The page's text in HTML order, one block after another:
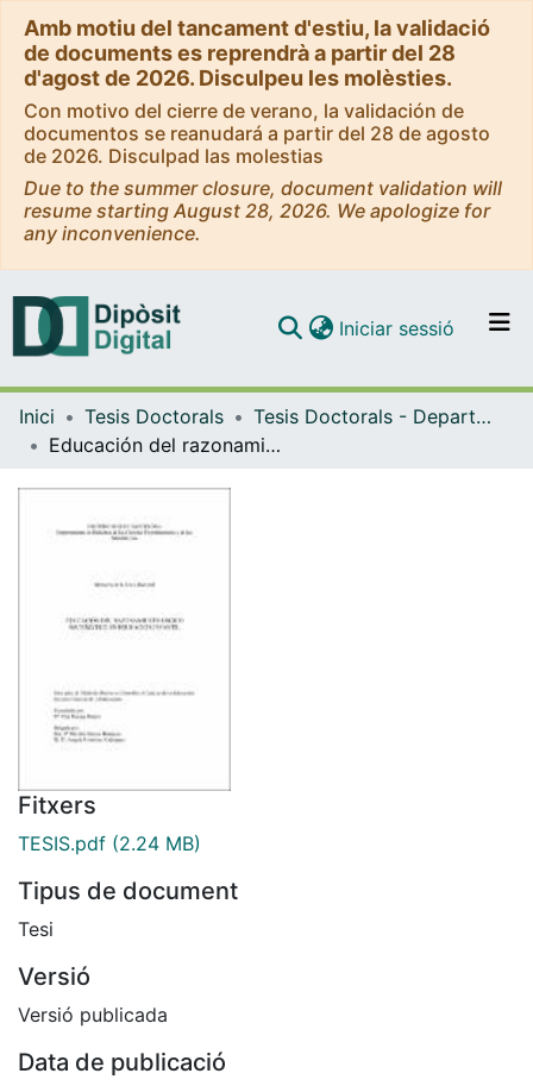
Amb motiu del tancament d'estiu, la validació
de documents es reprendrà a partir del 28
d'agost de 2026. Disculpeu les molèsties.
Con motivo del cierre de verano, la validación de
documentos se reanudará a partir del 28 de agosto
de 2026. Disculpad las molestias
Due to the summer closure, document validation will
resume starting August 28, 2026. We apologize for
any inconvenience.
Navega per tot el DD
Iniciar sessió (current)
Inici Tesis Doctorals
Tesis Doctorals - Departament - Didàctica de les Ciències Experimentals i la Matemàtica
Educación del razonamiento lógico matemático en Educación Infantil
Fitxers
TESIS.pdf (2.24 MB)
Tipus de document
Tesi
Versió
Versió publicada
Data de publicació